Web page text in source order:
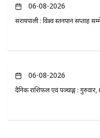
06-08-2026
सरायपाली : विश्व स्तनपान सप्ताह
06-08-2026
दैनिक राशिफल एवं पञ्चाङ्ग :